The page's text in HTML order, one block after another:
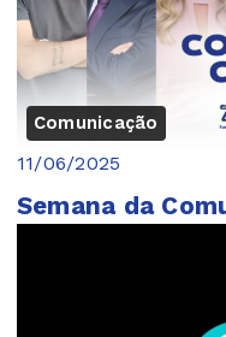
Comunicação
11/06/2025
Semana da